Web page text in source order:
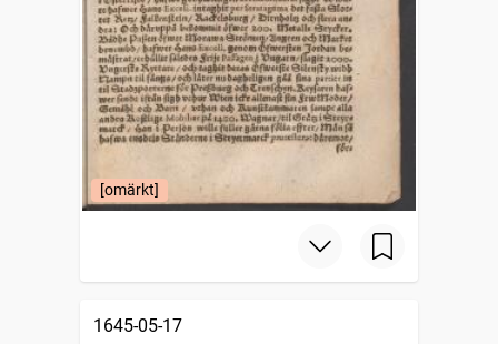
[omärkt]
1645-05-17